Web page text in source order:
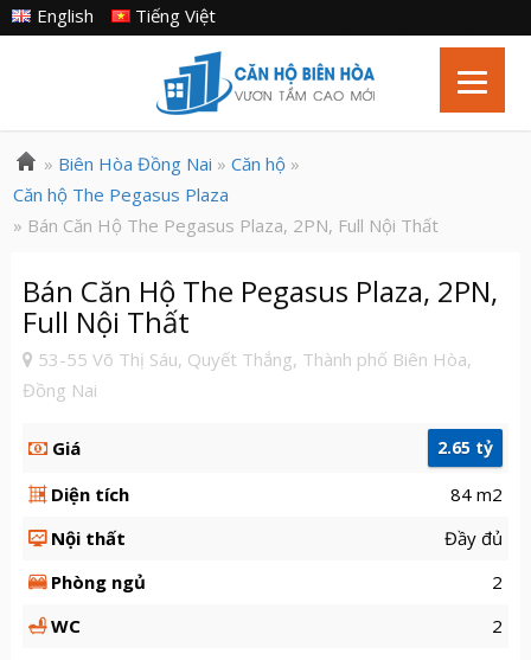
Tiếng Việt
English
» Biên Hòa Đồng Nai » Căn hộ»
Căn hộ The Pegasus Plaza
» Bán Căn Hộ The Pegasus Plaza, 2PN, Full Nội Thất
Bán Căn Hộ The Pegasus Plaza, 2PN,
Full Nội Thất
53-55 Võ Thị Sáu, Quyết Thắng, Thành phố Biên Hòa,
Đồng Nai
Giá 2.65 tỷ
Diện tích
84 m2
Nội thất
Đầy đủ
Phòng ngủ
2
WC
2